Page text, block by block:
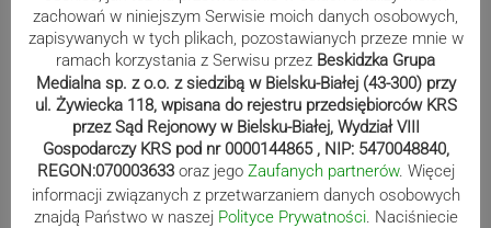
Parafia ewangelicka w Szczyrku
połączy modlitwę z siatkówką. Ks.
Jan Byrt ruszył ze zbiórką piłek
Kolorowe mozaiki ozdobiły bielskie
chodniki. Gdzie ich szukać?
zachowań w niniejszym Serwisie moich danych osobowych,
zapisywanych w tych plikach, pozostawianych przeze mnie w
ramach korzystania z Serwisu przez Beskidzka Grupa
Medialna sp. z o.o. z siedzibą w Bielsku-Białej (43-300) przy
ul. Żywiecka 118, wpisana do rejestru przedsiębiorców KRS
przez Sąd Rejonowy w Bielsku-Białej, Wydział VIII
Gospodarczy KRS pod nr 0000144865 , NIP: 5470048840,
REGON:070003633 oraz jego Zaufanych partnerów. Więcej
informacji związanych z przetwarzaniem danych osobowych
znajdą Państwo w naszej Polityce Prywatności. Naciśniecie